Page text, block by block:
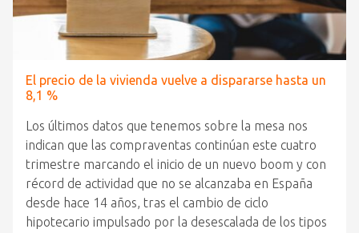
El precio de la vivienda vuelve a dispararse hasta un
8,1 %
Los últimos datos que tenemos sobre la mesa nos
indican que las compraventas continúan este cuatro
trimestre marcando el inicio de un nuevo boom y con
récord de actividad que no se alcanzaba en España
desde hace 14 años, tras el cambio de ciclo
hipotecario impulsado por la desescalada de los tipos